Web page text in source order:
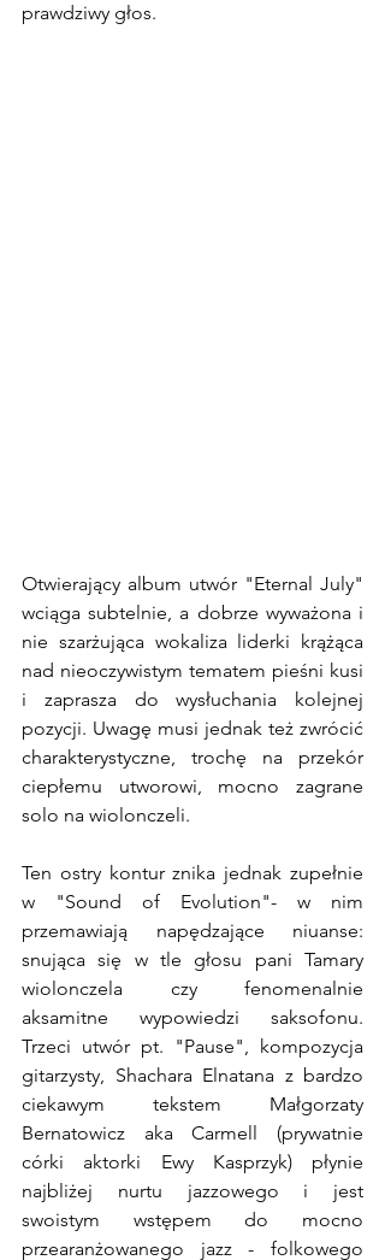
prawdziwy głos.
Otwierający album utwór "Eternal July"
wciąga subtelnie, a dobrze wyważona i
nie szarżująca wokaliza liderki krążąca
nad nieoczywistym tematem pieśni kusi
i zaprasza do wysłuchania kolejnej
pozycji. Uwagę musi jednak też zwrócić
charakterystyczne, trochę na przekór
ciepłemu utworowi, mocno zagrane
solo na wiolonczeli.
Ten ostry kontur znika jednak zupełnie
w "Sound of Evolution"- w nim
przemawiają napędzające niuanse:
snująca się w tle głosu pani Tamary
wiolonczela czy fenomenalnie
aksamitne wypowiedzi saksofonu.
Trzeci utwór pt. "Pause", kompozycja
gitarzysty, Shachara Elnatana z bardzo
ciekawym tekstem Małgorzaty
Bernatowicz aka Carmell (prywatnie
córki aktorki Ewy Kasprzyk) płynie
najbliżej nurtu jazzowego i jest
swoistym wstępem do mocno
przearanżowanego jazz - folkowego